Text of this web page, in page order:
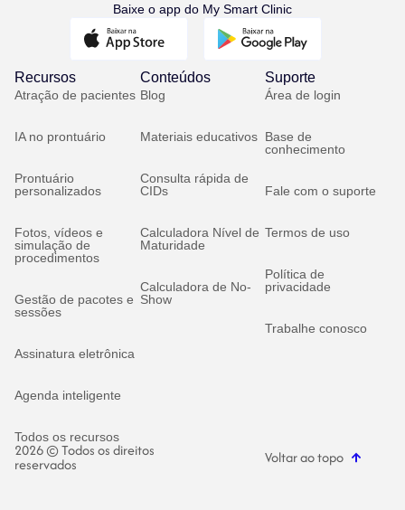
Baixe o app do My Smart Clinic
Recursos
Atração de pacientes
IA no prontuário
Prontuário
personalizados
Fotos, vídeos e
simulação de
procedimentos
Gestão de pacotes e
sessões
Assinatura eletrônica
Agenda inteligente
Todos os recursos
Conteúdos
Blog
Materiais educativos
Consulta rápida de
CIDs
Calculadora Nível de
Maturidade
Calculadora de No-
Show
Suporte
Área de login
Base de
conhecimento
Fale com o suporte
Termos de uso
Política de
privacidade
Trabalhe conosco
2026 © Todos os direitos
reservados Voltar ao topo